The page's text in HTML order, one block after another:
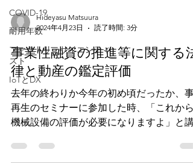
COVID-19
耐用年数
ファクトリーサイエンティ
スト
IoTとDX
2024年4月23日
読了時間: 3分
事業性融資の推進等に関する法
律と動産の鑑定評価
去年の終わりか今年の初め頃だったか、事
機械設備の評価が必要になりますよ」と講
の先生から伺いました。 我々としては面目